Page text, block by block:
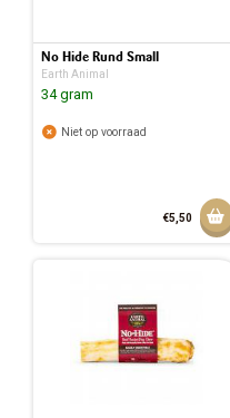
No Hide Rund Small
Earth Animal
34 gram
Niet op voorraad
€5,50